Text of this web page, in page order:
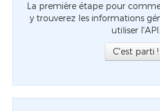
La première étape pour
y trouverez les informations
utiliser l'API.
C'est parti !